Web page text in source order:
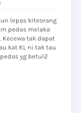
lepas kiteorang
pedas melaka
tak dapat
kat KL ni tak tau
yg betul2